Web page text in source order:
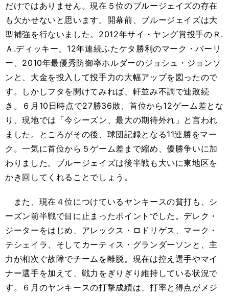
だけではありません。現在５位のブルージェイズの存在
も欠かせないと思います。開幕前、ブルージェイズは大
型補強を行ないました。2012年サイ・ヤング賞投手のＲ.
Ａ.ディッキー、12年連続ふたケタ勝利のマーク・バーリ
ー、2010年最優秀防御率ホルダーのジョシュ・ジョンソ
ンと、大金を投入して投手力の大幅アップを図ったので
す。しかしフタを開けてみれば、軒並み不調で連敗続
き。６月10日時点で27勝36敗、首位から12ゲーム差とな
り、現地では「今シーズン、最大の期待外れ」と言われ
ました。ところがその後、球団記録となる11連勝をマー
ク。一気に首位から５ゲーム差まで縮め、優勝争いに加
わりました。ブルージェイズは後半戦も大いに東地区を
かき回してくれることでしょう。
また、現在４位につけているヤンキースの貧打も、シ
ーズン前半戦で目に止まったポイントでした。デレク・
ジーターをはじめ、アレックス・ロドリゲス、マーク・
テシェイラ、そしてカーティス・グランダーソンと、主
力が相次ぐ故障でチームを離脱。現在は控え選手やマイ
ナー選手を加えて、戦力をぎりぎり維持している状況で
す。６月のヤンキースの打撃成績は、打率と得点がメジ